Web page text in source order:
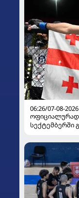
06:26/07-08-2026
ოფიციალურად:
სექტემბერში